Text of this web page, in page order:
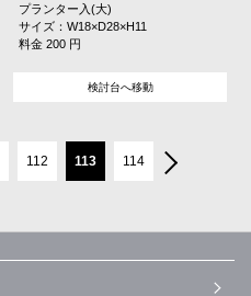
プランター入(大)
サイズ：W18×D28×H11
料金 200 円
検討台へ移動
112 113 114